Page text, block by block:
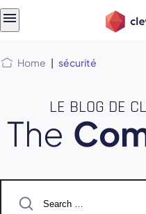
Home | sécurité
LE BLOG DE
The
for: